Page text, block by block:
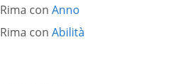
Rima con Anno
Rima con Abilità